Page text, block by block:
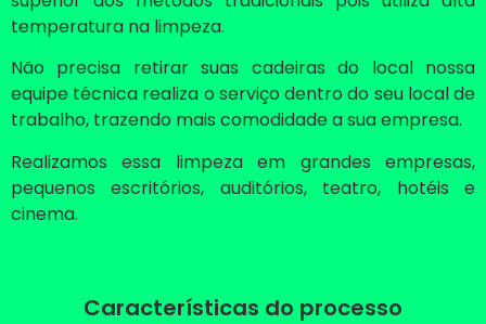
temperatura na limpeza.
Não precisa retirar suas cadeiras do local nossa
equipe técnica realiza o serviço dentro do seu local de
trabalho, trazendo mais comodidade a sua empresa.
Realizamos essa limpeza em grandes empresas,
pequenos escritórios, auditórios, teatro, hotéis e
cinema.
Características do processo